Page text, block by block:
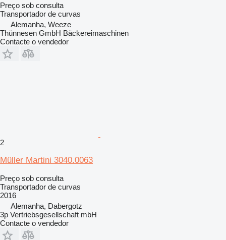
Preço sob consulta
Transportador de curvas
Alemanha, Weeze
Thünnesen GmbH Bäckereimaschinen
Contacte o vendedor
2
Müller Martini 3040.0063
Preço sob consulta
Transportador de curvas
2016
Alemanha, Dabergotz
3p Vertriebsgesellschaft mbH
Contacte o vendedor